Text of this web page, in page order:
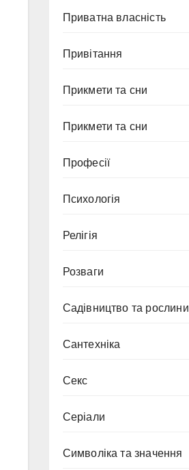
Приватна власність
Привітання
Прикмети та сни
Прикмети та сни
Професії
Психологія
Релігія
Розваги
Садівництво та рослини
Сантехніка
Секс
Серіали
Символіка та значення